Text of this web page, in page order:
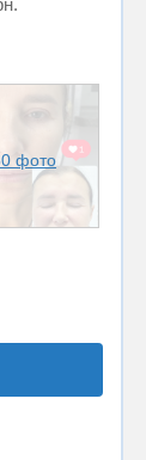
фото